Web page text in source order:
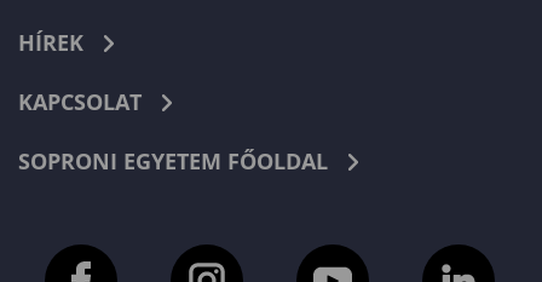
HÍREK
KAPCSOLAT
SOPRONI EGYETEM FŐOLDAL